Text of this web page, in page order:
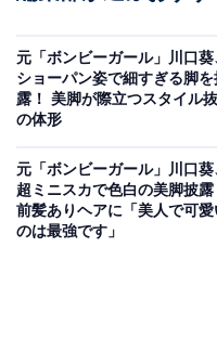
元「ボンビーガール」川口葵
ショーパン姿で細すぎる脚を
露！ 美脚が際立つスタイル
の体形
元「ボンビーガール」川口葵
超ミニスカで色白の美脚披露
前髪ありヘアに「美人で可愛
のは最強です」